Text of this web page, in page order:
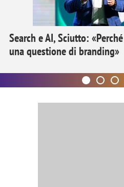
Search e AI, Sciutto:
una questione di branding»